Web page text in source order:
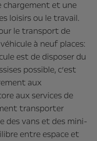
chargement et une
loisirs ou le travail.
le transport de
à neuf places:
est de disposer du
possible, c’est
aux
aux services de
transporter
des vans et des mini-
entre espace et